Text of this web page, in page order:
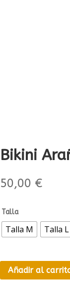
Bikini
50,00 €
Talla
Talla M Talla L
Añadir al